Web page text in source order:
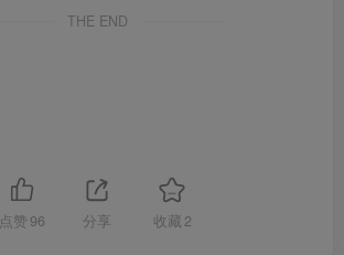
THE END
点赞 96 分享 收藏 2